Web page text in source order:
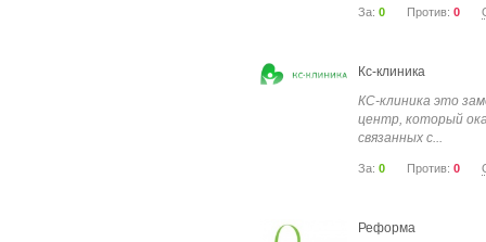
За: 0 Против: 0
Кс-клиника
КС-клиника это
центр, который
связанных с...
За: 0 Против: 0
Реформа